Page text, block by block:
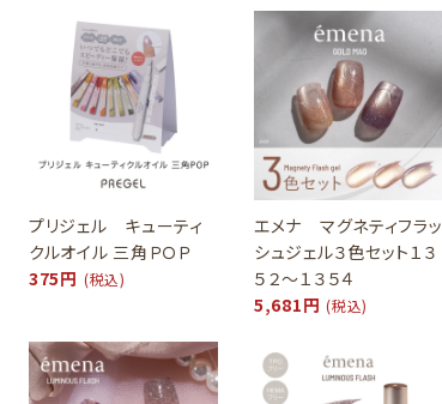
プリジェル キューティ
クルオイル 三角ＰＯＰ
375円 (税込)
エメナ マグネティフラッ
シュジェル３色セット１３
５２～１３５４
5,681円 (税込)